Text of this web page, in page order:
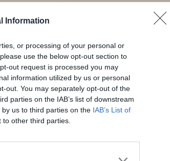
Information
or processing of your personal or
use the below opt-out section to
out request is processed you may
information utilized by us or personal
out. You may separately opt-out of the
parties on the IAB’s list of downstream
us to third parties on the IAB’s List of
other third parties.